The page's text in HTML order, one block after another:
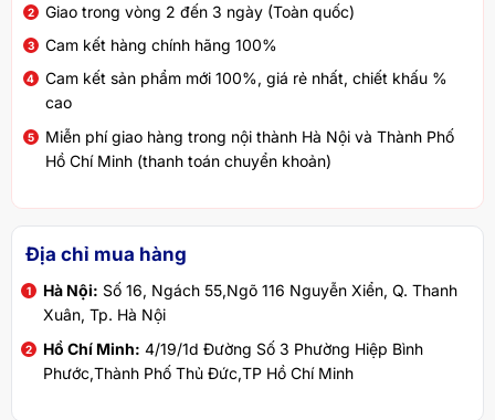
Giao trong vòng 2 đến 3 ngày (Toàn quốc)
Cam kết hàng chính hãng 100%
Cam kết sản phẩm mới 100%, giá rẻ nhất, chiết khấu %
cao
Miễn phí giao hàng trong nội thành Hà Nội và Thành Phố
Hồ Chí Minh (thanh toán chuyển khoản)
Địa chỉ mua hàng
Hà Nội: Số 16, Ngách 55,Ngõ 116 Nguyễn Xiển, Q. Thanh
Xuân, Tp. Hà Nội
Hồ Chí Minh: 4/19/1d Đường Số 3 Phường Hiệp Bình
Phước,Thành Phố Thủ Đức,TP Hồ Chí Minh